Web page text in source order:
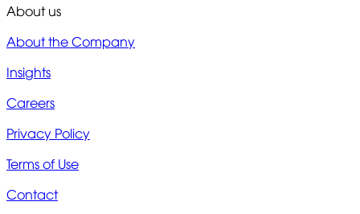
About us
About the Company
Insights
Careers
Privacy Policy
Terms of Use
Contact